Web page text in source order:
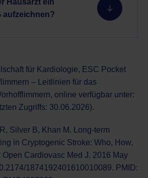
Hausarzt ein
aufzeichnen?
für Kardiologie, ESC Pocket
– Leitlinien für das
online verfügbar unter:
Zugriffs: 30.06.2026).
Silver B, Khan M. Long-term
in Cryptogenic Stroke: Who, How,
Cardiovasc Med J. 2016 May
1874192401610010089. PMID: